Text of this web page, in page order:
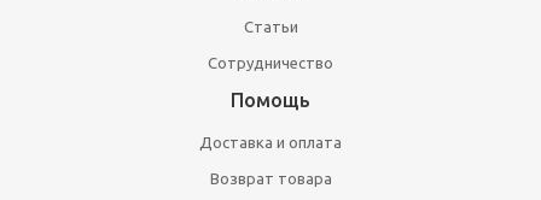
Статьи
Сотрудничество
Помощь
Доставка и оплата
Возврат товара